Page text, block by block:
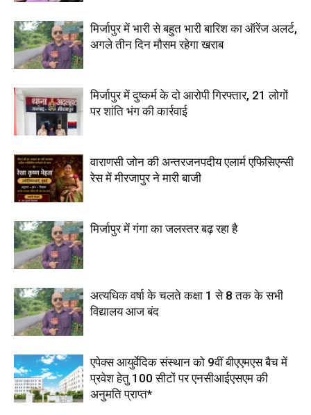
मिर्जापुर में भारी से बहुत भारी बारिश का ऑरेंज अलर्ट,
अगले तीन दिन मौसम रहेगा खराब
मिर्जापुर में दुष्कर्म के दो आरोपी गिरफ्तार, 21 लोगों
पर शांति भंग की कार्रवाई
वाराणसी जोन की अन्तरजनपदीय एलार्म एफिसिएन्सी
रेस में मीरजापुर ने मारी बाजी
मिर्जापुर में गंगा का जलस्तर बढ़ रहा है
अत्यधिक वर्षा के चलते कक्षा 1 से 8 तक के सभी
विद्यालय आज बंद
एपेक्स आयुर्वेदिक संस्थान को 9वीं बीएएमएस बैच में
प्रवेश हेतु 100 सीटों पर एनसीआईएसएम की
अनुमति प्राप्त*